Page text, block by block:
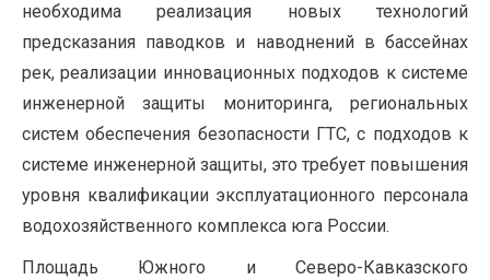
необходима реализация новых технологий
предсказания паводков и наводнений в бассейнах
рек, реализации инновационных подходов к системе
инженерной защиты мониторинга, региональных
систем обеспечения безопасности ГТС, с подходов к
системе инженерной защиты, это требует повышения
уровня квалификации эксплуатационного персонала
водохозяйственного комплекса юга России.
Площадь Южного и Северо-Кавказского